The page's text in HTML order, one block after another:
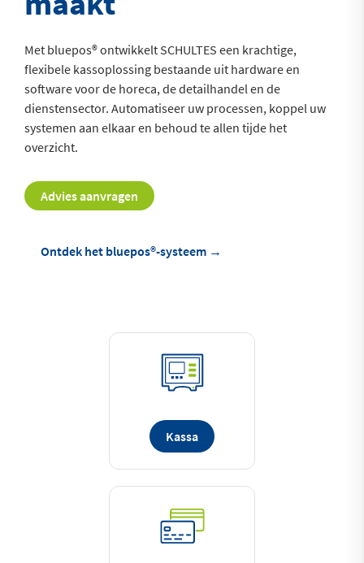
Met bluepos® ontwikkelt SCHULTES een krachtige,
flexibele kassoplossing bestaande uit hardware en
software voor de horeca, de detailhandel en de
dienstensector. Automatiseer uw processen, koppel uw
systemen aan elkaar en behoud te allen tijde het
overzicht.
Advies aanvragen
Ontdek het bluepos®-systeem →
Kassa